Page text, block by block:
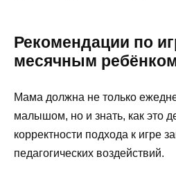
Рекомендации по
месячным
Мама должна не только
малышом, но и знать, как это
корректности подхода к игре
педагогических воздействий.